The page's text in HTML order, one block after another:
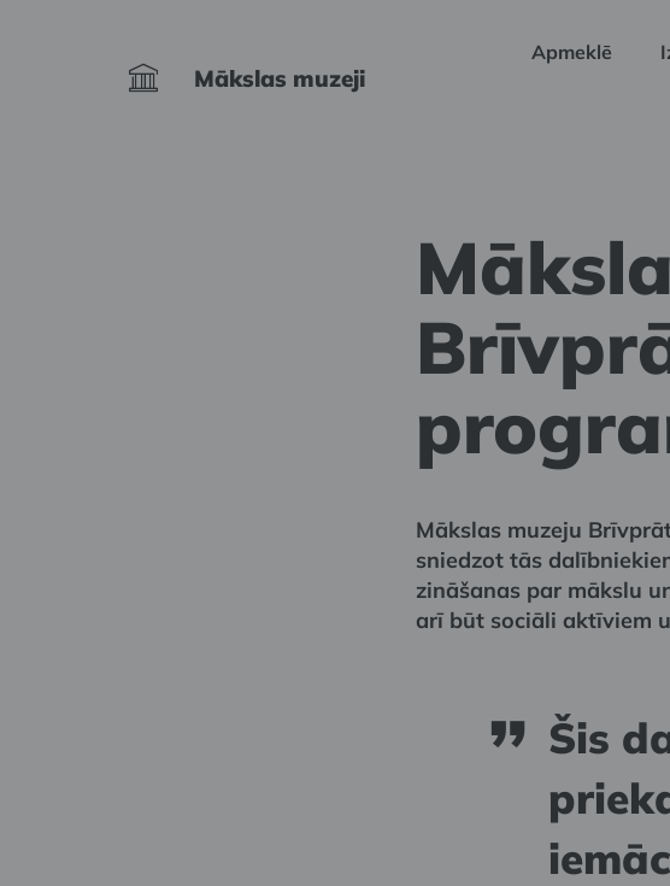
Mākslas muzeji
Apmeklē
Mākslas muzeju
sniedzot tās
zināšanas par mākslu
arī būt sociāli aktīviem
Šis